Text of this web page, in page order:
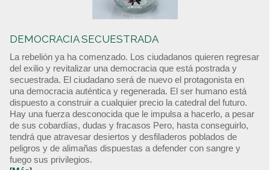
DEMOCRACIA SECUESTRADA
La rebelión ya ha comenzado. Los ciudadanos quieren regresar
del exilio y revitalizar una democracia que está postrada y
secuestrada. El ciudadano será de nuevo el protagonista en
una democracia auténtica y regenerada. El ser humano está
dispuesto a construir a cualquier precio la catedral del futuro.
Hay una fuerza desconocida que le impulsa a hacerlo, a pesar
de sus cobardías, dudas y fracasos Pero, hasta conseguirlo,
tendrá que atravesar desiertos y desfiladeros poblados de
peligros y de alimañas dispuestas a defender con sangre y
fuego sus privilegios.